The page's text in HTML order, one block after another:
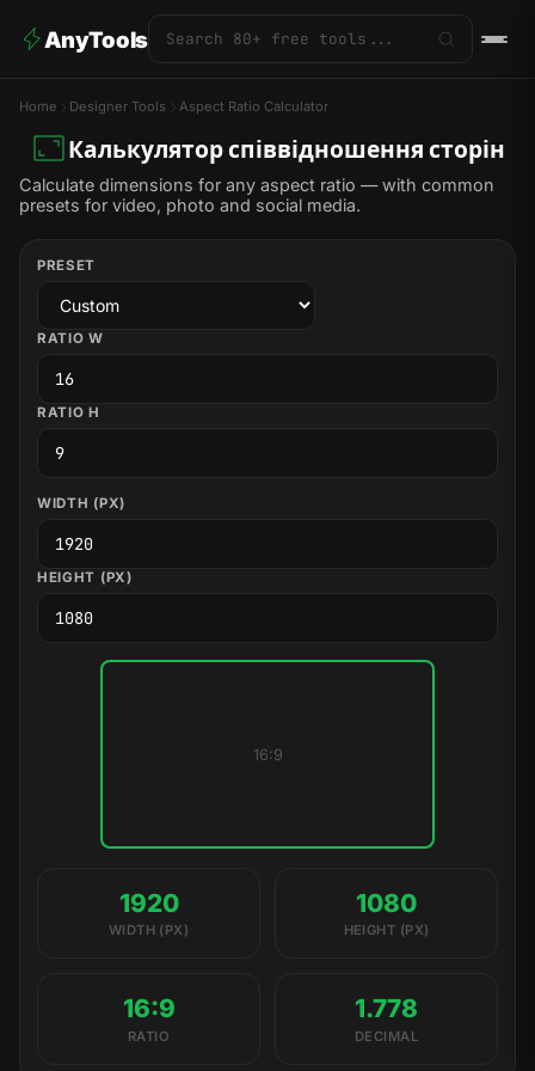
AnyTools
Home Designer Tools Aspect Ratio Calculator
Калькулятор співвідношення сторін
Calculate dimensions for any aspect ratio — with common
presets for video, photo and social media.
PRESET
RATIO W
RATIO H
WIDTH (PX)
HEIGHT (PX)
16:9
1920
WIDTH (PX)
1080
HEIGHT (PX)
16:9
RATIO
1.778
DECIMAL